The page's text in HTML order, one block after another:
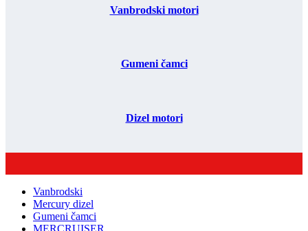
Vanbrodski motori
Gumeni čamci
Dizel motori
Vanbrodski
Mercury dizel
Gumeni čamci
MERCRUISER